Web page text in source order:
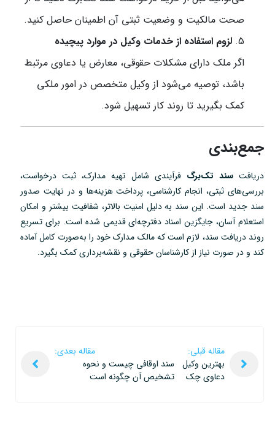
صحت مالکیت و وضعیت ثبتی آن اطمینان حاصل کنید.
لزوم استفاده از خدمات وکیل در موارد پیچیده
اگر ملک دارای مشکلات حقوقی، معارض یا دعاوی مرتبط
باشد، توصیه می‌شود از وکیل متخصص در امور ملکی
کمک بگیرید تا روند کار تسهیل شود.
جمع‌بندی
دریافتسند تک‌برگ فرآیندی شامل تهیه مدارک، ثبت درخواست،
بررسی‌های ثبتی، انجام کارشناسی، پرداخت هزینه‌ها و در نهایت صدور
سند جدید است. این سند به دلیل امنیت بالاتر، شفافیت بیشتر و امکان
استعلام آسان، جایگزین اسناد دفترچه‌ای قدیمی شده است. برای تسریع
روند دریافت سند، لازم است که مالک مدارک خود را به‌صورت کامل آماده
کند و در صورت نیاز از کارشناسان حقوقی و نقشه‌برداری کمک بگیرد.
مقاله قبلی:
بهترین وکیل
دعاوی چک
مقاله بعدی:
سند اوقافی چیست و نحوه
تشخیص آن چگونه است